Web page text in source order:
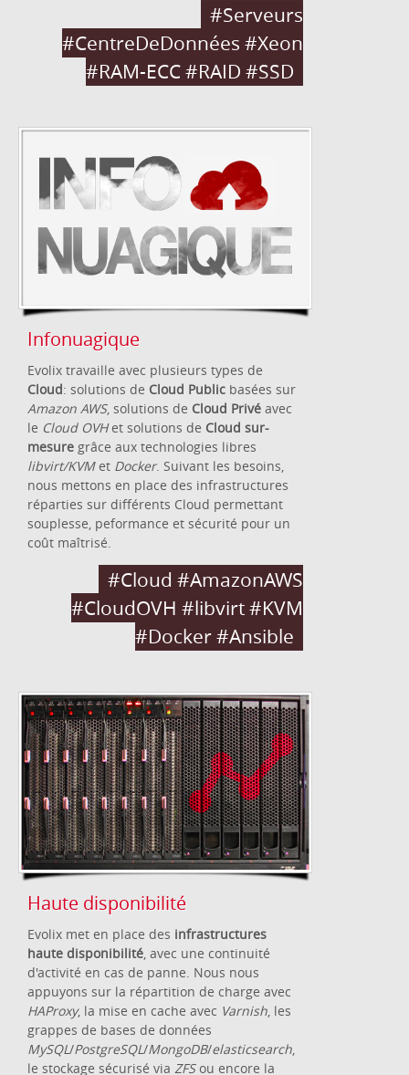
#Serveurs
#CentreDeDonnées #Xeon
#RAM-ECC #RAID #SSD
Infonuagique
Evolix travaille avec plusieurs types de
Cloud: solutions de Cloud Public basées sur
Amazon AWS, solutions de Cloud Privé avec
le Cloud OVHet solutions de Cloud sur-
mesure grâce aux technologies libres
libvirt/KVMet Docker. Suivant les besoins,
nous mettons en place des infrastructures
réparties sur différents Cloud permettant
souplesse, peformance et sécurité pour un
coût maîtrisé.
#Cloud #AmazonAWS
#CloudOVH #libvirt #KVM
#Docker #Ansible
Haute disponibilité
Evolix met en place des infrastructures
haute disponibilité, avec une continuité
d'activité en cas de panne. Nous nous
appuyons sur la répartition de charge avec
HAProxy, la mise en cache avec Varnish, les
grappes de bases de données
MySQL/PostgreSQL/MongoDB/elasticsearch,
le stockage sécurisé via ZFSou encore la